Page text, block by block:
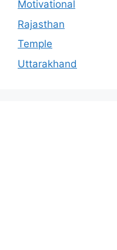
Motivational
Rajasthan
Temple
Uttarakhand